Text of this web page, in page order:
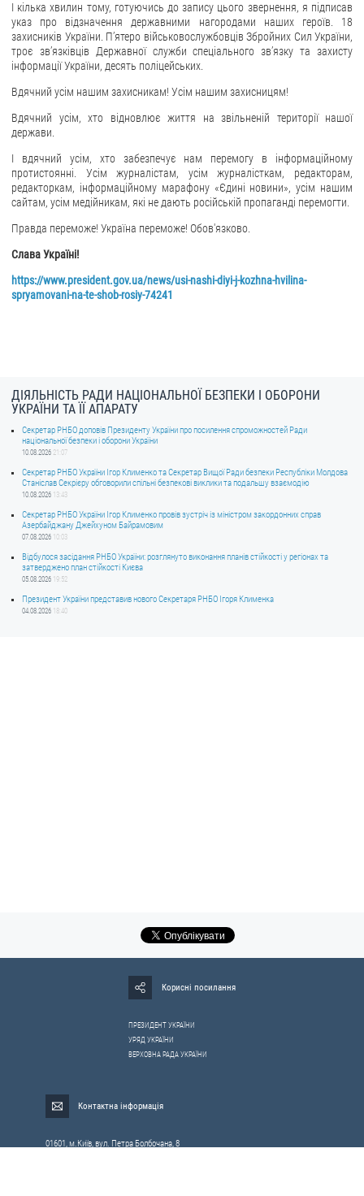
І кілька хвилин тому, готуючись до запису цього звернення, я підписав
указ про відзначення державними нагородами наших героїв. 18
захисників України. Пʼятеро військовослужбовців Збройних Сил України,
троє звʼязківців Державної служби спеціального звʼязку та захисту
інформації України, десять поліцейських.
Вдячний усім нашим захисникам! Усім нашим захисницям!
Вдячний усім, хто відновлює життя на звільненій території нашої
держави.
І вдячний усім, хто забезпечує нам перемогу в інформаційному
протистоянні. Усім журналістам, усім журналісткам, редакторам,
редакторкам, інформаційному марафону «Єдині новини», усім нашим
сайтам, усім медійникам, які не дають російській пропаганді перемогти.
Правда переможе! Україна переможе! Обов'язково.
Слава Україні!
https://www.president.gov.ua/news/usi-nashi-diyi-j-kozhna-hvilina-
spryamovani-na-te-shob-rosiy-74241
ДІЯЛЬНІСТЬ РАДИ НАЦІОНАЛЬНОЇ БЕЗПЕКИ І ОБОРОНИ
УКРАЇНИ ТА ЇЇ АПАРАТУ
Секретар РНБО доповів Президенту України про посилення спроможностей Ради
національної безпеки і оборони України
10.08.2026 21:07
Секретар РНБО України Ігор Клименко та Секретар Вищої Ради безпеки Республіки Молдова
Станіслав Секрієру обговорили спільні безпекові виклики та подальшу взаємодію
10.08.2026 13:43
Секретар РНБО України Ігор Клименко провів зустріч із міністром закордонних справ
Азербайджану Джейхуном Байрамовим
07.08.2026 10:03
Відбулося засідання РНБО України: розглянуто виконання планів стійкості у регіонах та
затверджено план стійкості Києва
05.08.2026 19:52
Президент України представив нового Секретаря РНБО Ігоря Клименка
04.08.2026 18:40
Корисні посилання
ПРЕЗИДЕНТ УКРАЇНИ
УРЯД УКРАЇНИ
ВЕРХОВНА РАДА УКРАЇНИ
Контактна інформація
01601, м.Київ, вул. Петра Болбочана, 8